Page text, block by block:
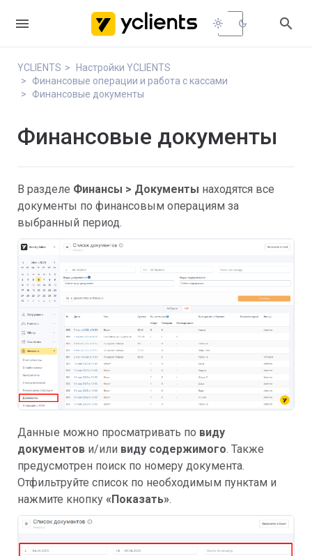
 light_mode dark_mode 
YCLIENTS
Настройки YCLIENTS
Финансовые операции и работа с кассами
Финансовые документы
Финансовые документы
В разделе Финансы > Документы находятся все
документы по финансовым операциям за
выбранный период.
Данные можно просматривать по виду
документов и/или виду содержимого. Также
предусмотрен поиск по номеру документа.
Отфильтруйте список по необходимым пунктам и
нажмите кнопку «Показать».